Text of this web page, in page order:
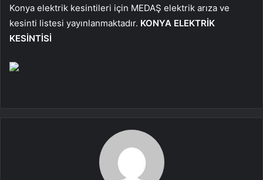
Konya elektrik kesintileri için MEDAŞ elektrik arıza ve
kesinti listesi yayınlanmaktadır. KONYA ELEKTRİK
KESİNTİSİ